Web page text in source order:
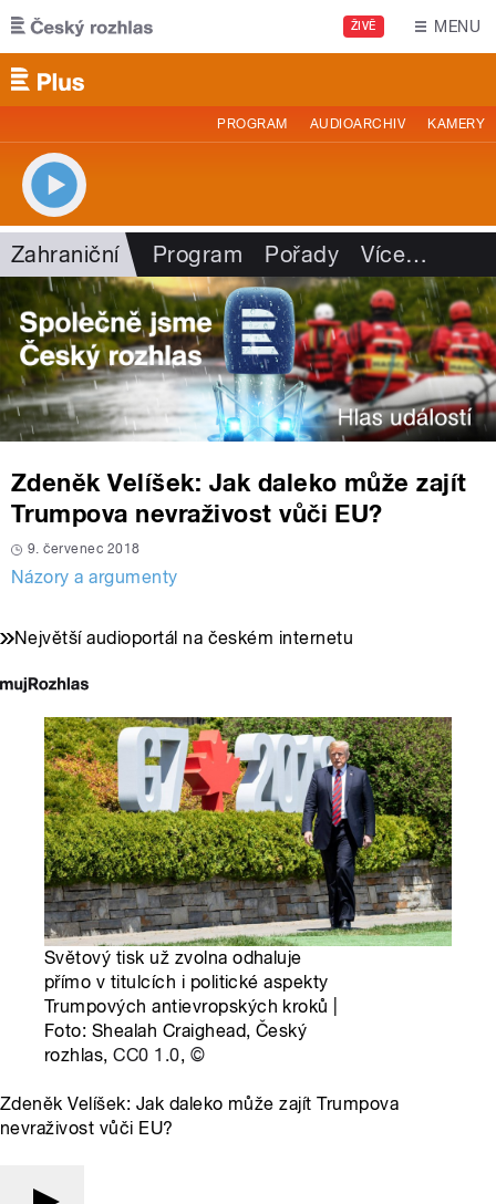
Přejít k hlavnímu obsahu
ŽIVĚ MENU
PROGRAM AUDIOARCHIV KAMERY
Zahraniční Program Pořady Více…
Zdeněk Velíšek: Jak daleko může zajít
Trumpova nevraživost vůči EU?
9. červenec 2018
Názory a argumenty
Největší audioportál na českém internetu
Světový tisk už zvolna odhaluje
přímo v titulcích i politické aspekty
Trumpových antievropských kroků |
Foto: Shealah Craighead, Český
rozhlas,CC0 1.0, ©
Zdeněk Velíšek: Jak daleko může zajít Trumpova
nevraživost vůči EU?